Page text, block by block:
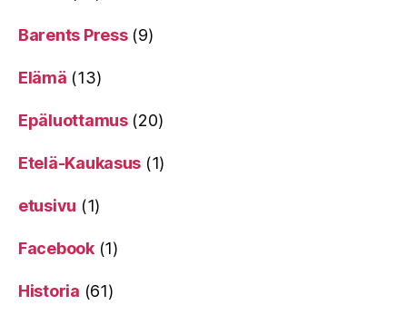
Barents Press(9)
Elämä (13)
Epäluottamus(20)
Etelä-Kaukasus (1)
etusivu (1)
Facebook(1)
Historia (61)